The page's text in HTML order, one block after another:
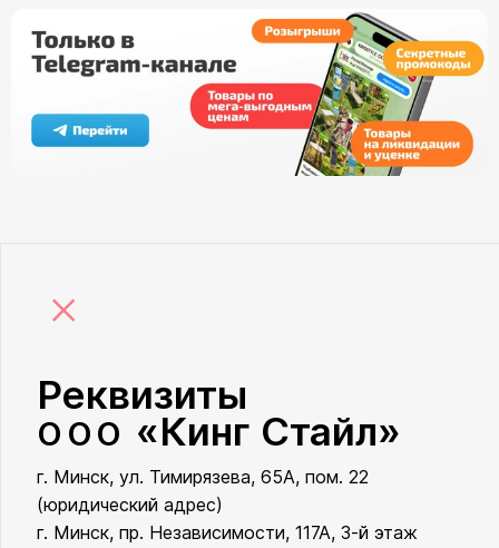
×
Реквизиты
ООО «Кинг Стайл»
ООО «Кинг Стайл»
г. Минск, ул. Тимирязева, 65А, пом. 22
(юридический адрес)
г. Минск, пр. Независимости, 117А, 3-й этаж